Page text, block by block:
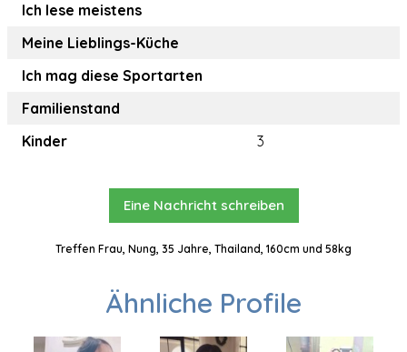
Ich lese meistens
Meine Lieblings-Küche
Ich mag diese Sportarten
Familienstand
Kinder
3
Eine Nachricht schreiben
Treffen Frau, Nung, 35 Jahre, Thailand, 160cm und 58kg
Ähnliche Profile